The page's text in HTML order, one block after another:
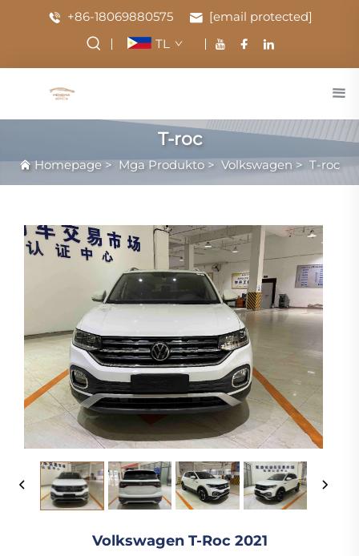
+86-18069880575
[email protected]
TL
T-roc
Homepage > Mga Produkto > Volkswagen > T-roc
Volkswagen T-Roc 2021